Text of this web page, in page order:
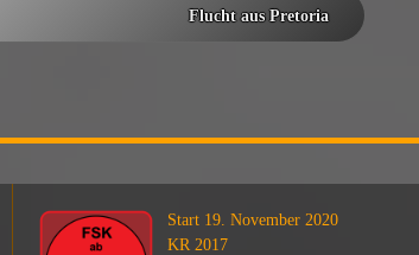
Flucht aus Pretoria
Start 19. November 2020
KR 2017